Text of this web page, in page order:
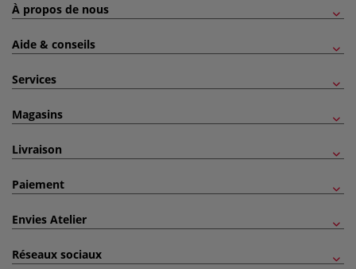
À propos de nous
Aide & conseils
Services
Magasins
Livraison
Paiement
Envies Atelier
Réseaux sociaux